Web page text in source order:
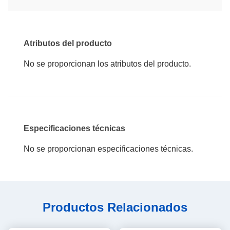
Atributos del producto
No se proporcionan los atributos del producto.
Especificaciones técnicas
No se proporcionan especificaciones técnicas.
Productos Relacionados